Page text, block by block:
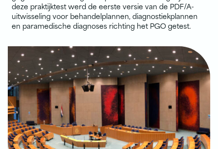
deze praktijktest werd de eerste versie van de PDF/A-
uitwisseling voor behandelplannen, diagnostiekplannen
en paramedische diagnoses richting het PGO getest.